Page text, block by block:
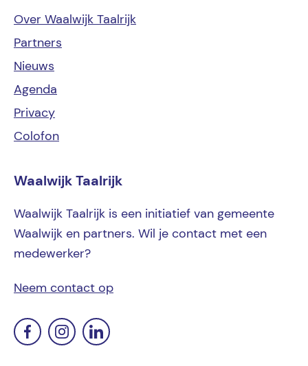
Over Waalwijk Taalrijk
Partners
Nieuws
Agenda
Privacy
Colofon
Waalwijk Taalrijk
Waalwijk Taalrijk is een initiatief van gemeente
Waalwijk en partners. Wil je contact met een
medewerker?
Neem contact op